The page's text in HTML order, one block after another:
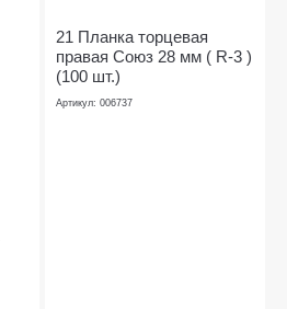
21 Планка торцевая
правая Союз 28 мм ( R-3 )
(100 шт.)
Артикул: 006737